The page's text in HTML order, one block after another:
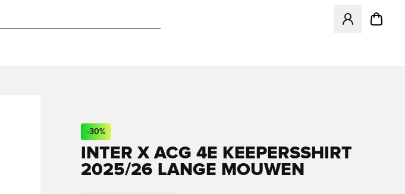
Opent een
-30%
INTER X ACG 4E KEEPERSSHIRT
2025/26 LANGE MOUWEN